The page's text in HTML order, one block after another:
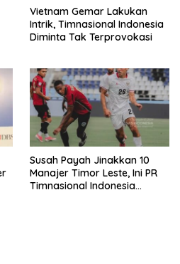
Vietnam Gemar Lakukan
Intrik, Timnasional Indonesia
Diminta Tak Terprovokasi
Susah Payah Jinakkan 10
Manajer Timor Leste, Ini PR
Timnasional Indonesia